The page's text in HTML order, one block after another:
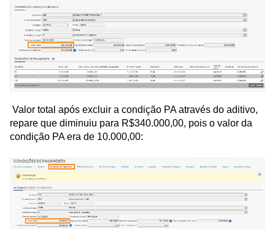
Valor total após excluir a condição PA através do aditivo,
repare que diminuiu para R$340.000,00, pois o valor da
condição PA era de 10.000,00: